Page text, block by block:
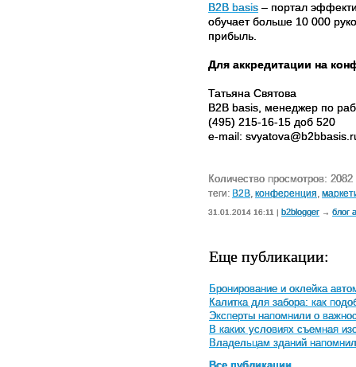
B2B basis – портал
обучает больше 10 000
прибыль.
Для аккредитации на
Татьяна Святова
B2B basis, менеджер по
(495) 215-16-15 доб 520
e-mail:
Количество просмотров: 2082
теги: B2B конференция
31.01.2014 16:11 | b2blogger → блог
Еще публикации:
Бронирование и оклейка
Калитка для забора: как
Эксперты напомнили о
В каких условиях съемная
Владельцам зданий